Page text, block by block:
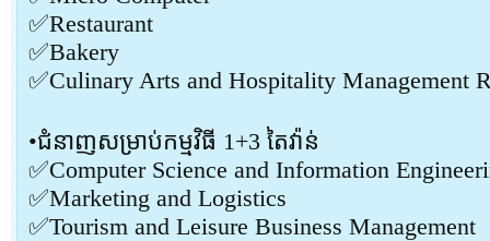
✅Restaurant
✅Bakery
✅Culinary Arts and Hospitality Management
•ជំនាញសម្រាប់កម្មវិធី 1+3 តៃវ៉ាន់
✅Computer Science and Information
✅Marketing and Logistics
✅Tourism and Leisure Business Management